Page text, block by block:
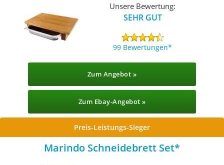
Unsere Bewertung:
SEHR GUT
99 Bewertungen
Zum Angebot »
Zum Ebay-Angebot »
Preis-Leistungs-Sieger
Marindo Schneidebrett Set